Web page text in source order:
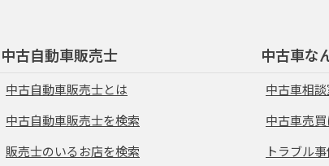
中古自動車販売士
中古自動車販売士とは
中古自動車販売士を検索
販売士のいるお店を検索
中古車な
中古車相談
中古車売
トラブル